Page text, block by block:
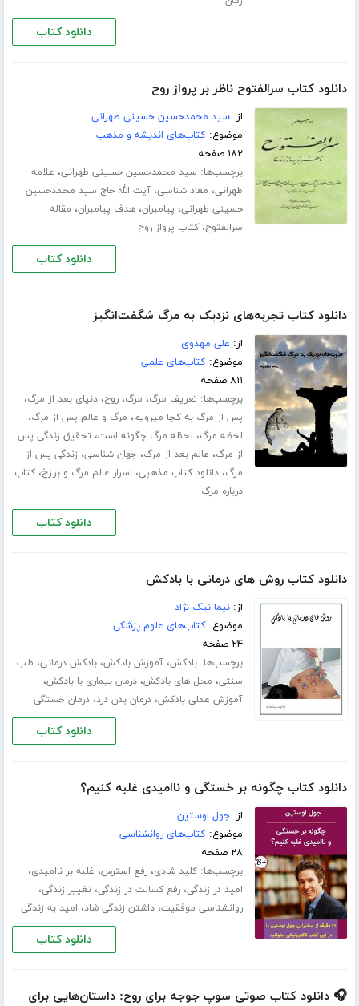
دانلود کتاب
دانلود کتاب سرالفتوح ناظر بر پرواز روح
از:سید محمدحسین حسینی طهرانی
موضوع:کتاب‌های اندیشه و مذهب
۱۸۲ صفحه
برچسب‌ها: سید محمدحسین حسینی طهرانی، علامه
طهرانی، معاد شناسی،آیت الله حاج سید محمدحسین
حسینی طهرانی، پیامبران،هدف پیامبران، مقاله
سرالفتوح،کتاب پرواز روح
دانلود کتاب
دانلود کتاب تجربه‌های نزدیک به مرگ شگفت‌انگیز
از: علی مهدوی
موضوع:کتاب‌های علمی
۸۱۱ صفحه
برچسب‌ها: تعریف مرگ، مرگ،روح،دنیای بعد از مرگ،
پس از مرگ به کجا میرویم، مرگ و عالم پس از مرگ،
لحظه مرگ، لحظه مرگ چگونه است، تحقیق زندگی پس
از مرگ، عالم بعد از مرگ، جهان شناسی، زندگی پس از
مرگ،دانلود کتاب مذهبی، اسرار عالم مرگ و برزخ،کتاب
درباره مرگ
دانلود کتاب
دانلود کتاب روش های درمانی با بادکش
از:نیما نیک نژاد
موضوع:کتاب‌های علوم پزشکی
۲۴ صفحه
برچسب‌ها:بادکش،آموزش بادکش،بادکش درمانی، طب
سنتی، محل های بادکش،درمان بیماری با بادکش،
آموزش عملی بادکش،درمان بدن درد،درمان خستگی
دانلود کتاب
دانلود کتاب چگونه بر خستگی و ناامیدی غلبه کنیم؟
از:جول اوستین
موضوع:کتاب‌های روانشناسی
۲۸ صفحه
برچسب‌ها:کلید شادی،رفع استرس، غلبه بر ناامیدی،
امید در زندگی،رفع کسالت در زندگی، تغییر زندگی،
روانشناسی موفقیت،داشتن زندگی شاد، امید به زندگی
دانلود کتاب
🎧 دانلود کتاب صوتی سوپ جوجه برای روح: داستان‌هایی برای